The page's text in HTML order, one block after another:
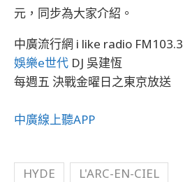
元，同步為大家介紹。
中廣流行網 i like radio FM103.3
娛樂e世代 DJ 吳建恆
每週五 決戰金曜日之東京放送
中廣線上聽APP
HYDE L'ARC-EN-CIEL